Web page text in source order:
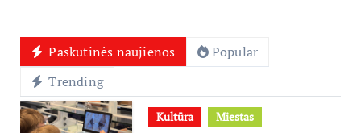
Paskutinės naujienos
Popular
Trending
Kultūra Miestas